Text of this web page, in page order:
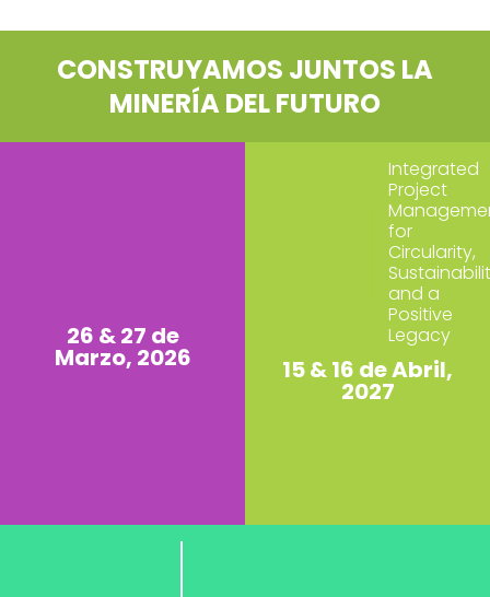
CONSTRUYAMOS JUNTOS LA
MINERÍA DEL FUTURO
26 & 27 de
Marzo, 2026
Integrated
Project
for
Circularity,
and a
Positive
Legacy
15 & 16 de Abril,
2027